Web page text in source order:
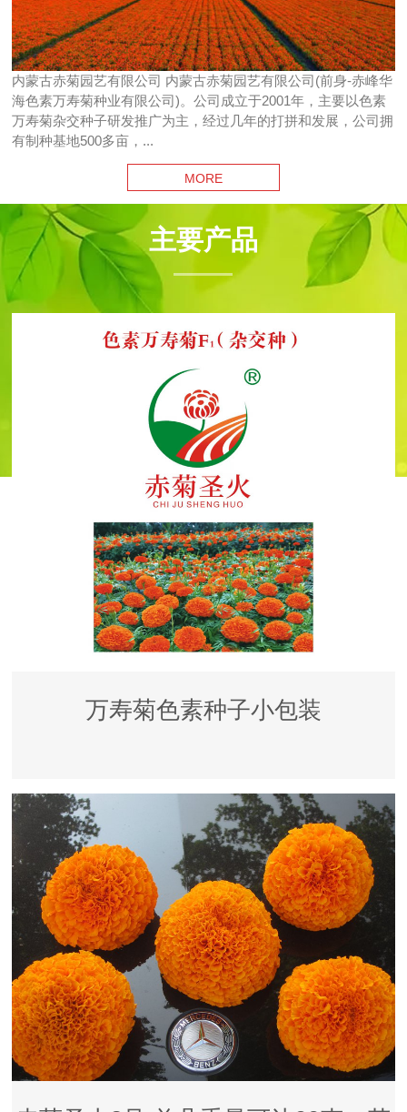
内蒙古赤菊园艺有限公司 内蒙古赤菊园艺有限公司(前身-赤峰华
海色素万寿菊种业有限公司)。公司成立于2001年，主要以色素
万寿菊杂交种子研发推广为主，经过几年的打拼和发展，公司拥
有制种基地500多亩，...
MORE
主要产品
万寿菊色素种子小包装